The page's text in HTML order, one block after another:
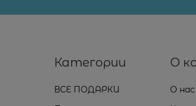
Категории
ВСЕ ПОДАРКИ
О
О нас